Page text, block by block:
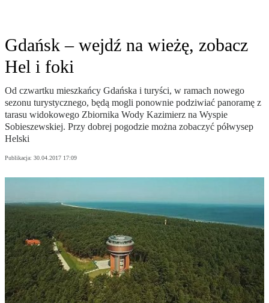
Gdańsk – wejdź na wieżę, zobacz
Hel i foki
Od czwartku mieszkańcy Gdańska i turyści, w ramach nowego
sezonu turystycznego, będą mogli ponownie podziwiać panoramę z
tarasu widokowego Zbiornika Wody Kazimierz na Wyspie
Sobieszewskiej. Przy dobrej pogodzie można zobaczyć półwysep
Helski
Publikacja: 30.04.2017 17:09